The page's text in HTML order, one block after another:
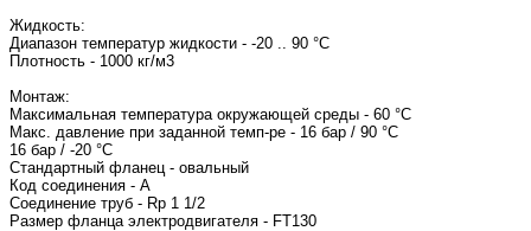
Жидкость:
Диапазон температур жидкости - -20 .. 90 °C
Плотность - 1000 кг/м3
Монтаж:
Максимальная температура окружающей среды - 60 °C
Макс. давление при заданной темп-ре - 16 бар / 90 °C
16 бар / -20 °C
Стандартный фланец - овальный
Код соединения - A
Соединение труб - Rp 1 1/2
Размер фланца электродвигателя - FT130